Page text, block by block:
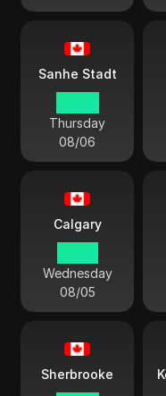
Sanhe Stadt
Thursday
08/06
Calgary
Wednesday
08/05
Sherbrooke